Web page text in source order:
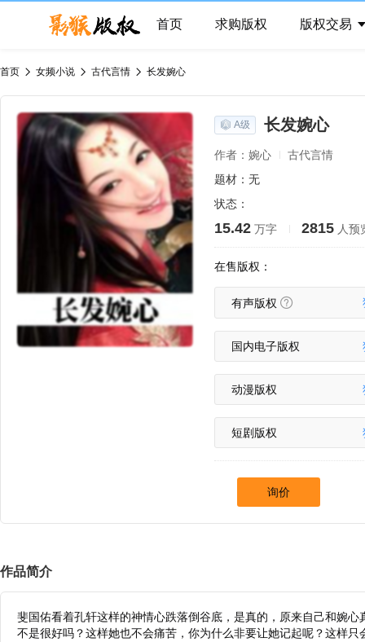
首页 求购版权 版权交易
首页 女频小说 古代言情 长发婉心
A级 长发婉心
作者：婉心
古代言情
题材：无
状态：
15.42 万字 2815 人预
在售版权：
有声版权
国内电子版权
动漫版权
短剧版权
询价
作品简介
斐国佑看着孔轩这样的神情心跌落倒谷底，是真的，原来自己和婉
不是很好吗？这样她也不会痛苦，你为什么非要让她记起呢？这样